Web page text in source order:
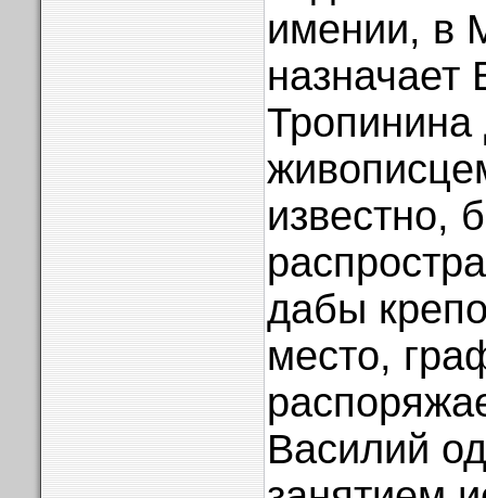
имении, в
назначает
известно,
дабы
место,
Василий